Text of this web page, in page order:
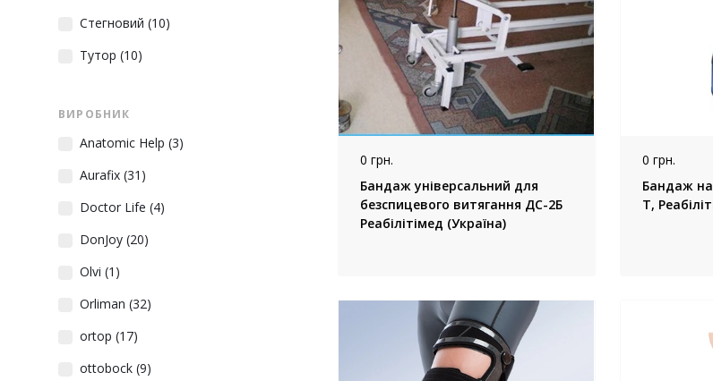
Стегновий (10)
Тутор (10)
ВИРОБНИК
Anatomic Help (3)
Aurafix (31)
Doctor Life (4)
DonJoy (20)
Olvi (1)
Orliman (32)
ortop (17)
ottobock (9)
0 грн.
Бандаж універсальний для
безспицевого витягання ДС-2Б
Реабілітімед (Україна)
0 грн.
Бандаж на
Т,